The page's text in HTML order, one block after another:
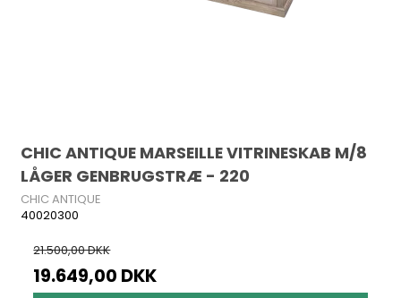
CHIC ANTIQUE MARSEILLE VITRINESKAB M/8
LÅGER GENBRUGSTRÆ - 220
CHIC ANTIQUE
40020300
21.500,00 DKK
19.649,00 DKK